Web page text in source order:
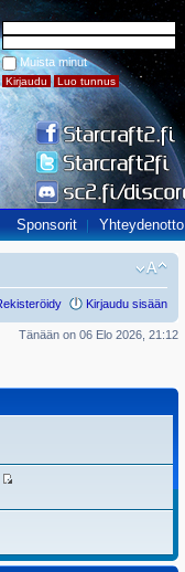
Muista minut
Sponsorit Yhteydenotto
Kirjaudu sisään
Tänään on 06 Elo 2026, 21:12